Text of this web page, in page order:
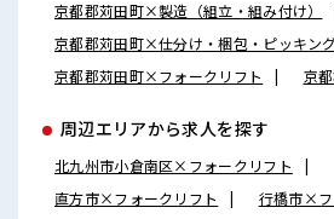
京都郡苅田町×製造（組立・組み付け）
京都郡苅田町×仕分け・梱包・ピッキン
京都郡苅田町×フォークリフト
京
周辺エリアから求人を探す
北九州市小倉南区×フォークリフト
直方市×フォークリフト
行橋市×フ